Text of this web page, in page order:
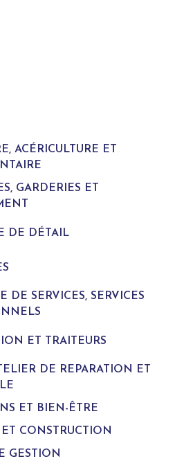
ACÉRICULTURE ET
GARDERIES ET
DE DÉTAIL
DE SERVICES, SERVICES
ET TRAITEURS
DE REPARATION ET
ET BIEN-ÊTRE
ET CONSTRUCTION
GESTION